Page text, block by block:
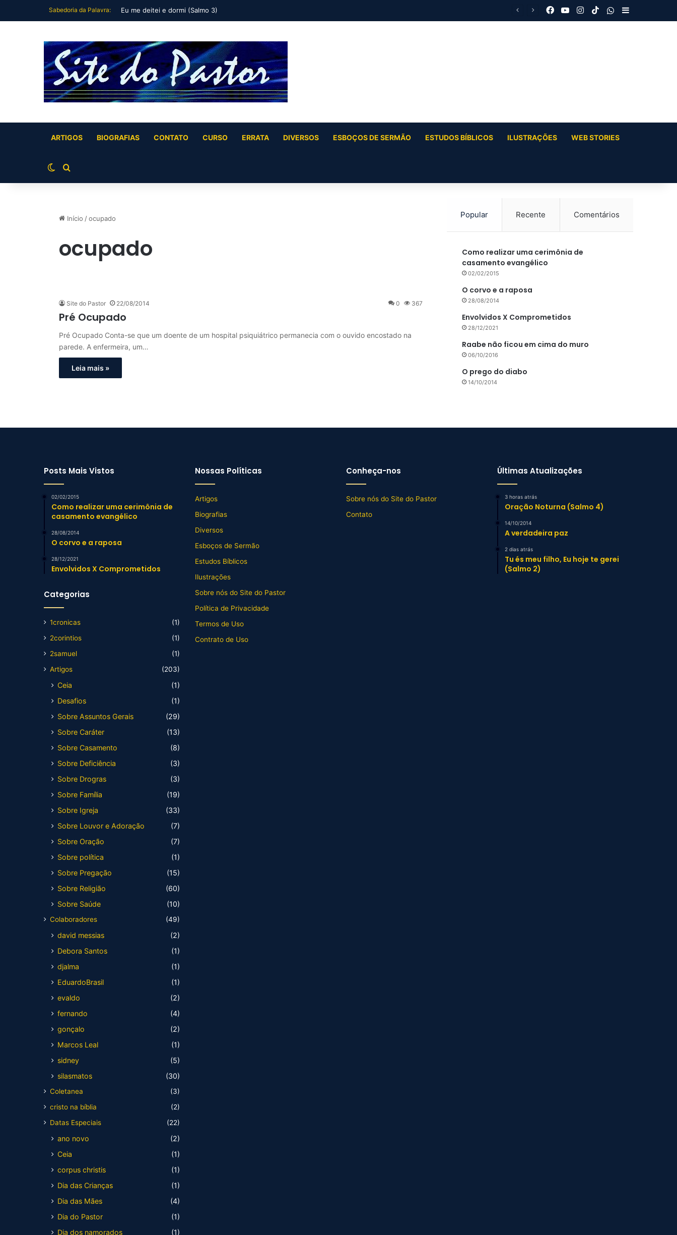
Sabedoria da Palavra: Tu és meu filho, Eu hoje te gerei (Salmo 2) Facebook
YouTubeInstagram
TikTokWhatsApp
Barra Lateral
ARTIGOS BIOGRAFIAS CONTATO CURSO ERRATA DIVERSOS ESBOÇOS DE SERMÃO ESTUDOS BÍBLICOS ILUSTRAÇÕES WEB STORIES
Switch skin
Buscar por
Início /ocupado
ocupado
Site do Pastor 22/08/2014 0 367
Pré Ocupado
Pré Ocupado Conta-se que um doente de um hospital psiquiátrico permanecia com o ouvido encostado na
parede. A enfermeira, um…
Leia mais »
Popular Recente Comentários
Como realizar uma cerimônia de
casamento evangélico
02/02/2015
O corvo e a raposa
28/08/2014
Envolvidos X Comprometidos
28/12/2021
Raabe não ficou em cima do muro
06/10/2016
O prego do diabo
14/10/2014
Posts Mais Vistos
02/02/2015
Como realizar uma cerimônia de
casamento evangélico
28/08/2014
O corvo e a raposa
28/12/2021
Envolvidos X Comprometidos
Categorias
1cronicas
(1)
2corintios
(1)
2samuel
(1)
Artigos
(203)
Ceia
(1)
Desafios
(1)
Sobre Assuntos Gerais
(29)
Sobre Caráter
(13)
Sobre Casamento
(8)
Sobre Deficiência
(3)
Sobre Drogras
(3)
Sobre Família
(19)
Sobre Igreja
(33)
Sobre Louvor e Adoração
(7)
Sobre Oração
(7)
Sobre política
(1)
Sobre Pregação
(15)
Sobre Religião
(60)
Sobre Saúde
(10)
Colaboradores (49)
david messias
(2)
Debora Santos
(1)
djalma
(1)
EduardoBrasil
(1)
evaldo
(2)
fernando
(4)
gonçalo
(2)
Marcos Leal
(1)
sidney
(5)
silasmatos
(30)
Coletanea
(3)
cristo na bíblia
(2)
Datas Especiais
(22)
ano novo
(2)
Ceia
(1)
corpus christis
(1)
Dia das Crianças
(1)
Dia das Mães
(4)
Dia do Pastor
(1)
Dia dos namorados
(1)
Nossas Políticas
Artigos
Biografias
Diversos
Esboços de Sermão
Estudos Bíblicos
Ilustrações
Sobre nós do Site do Pastor
Política de Privacidade
Termos de Uso
Contrato de Uso
Conheça-nos
Sobre nós do Site do Pastor
Contato
Últimas Atualizações
3 horas atrás
Oração Noturna (Salmo 4)
14/10/2014
A verdadeira paz
2 dias atrás
Tu és meu filho, Eu hoje te gerei
(Salmo 2)